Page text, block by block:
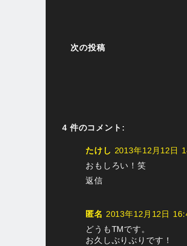
次の投稿
4 件のコメント:
たけし 2013年12月12日
おもしろい！笑
返信
匿名 2013年12月12日
どうもTMです。
お久しぶりぶりです！